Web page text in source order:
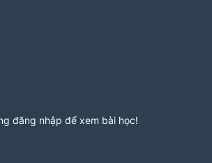
đăng nhập để xem bài học!